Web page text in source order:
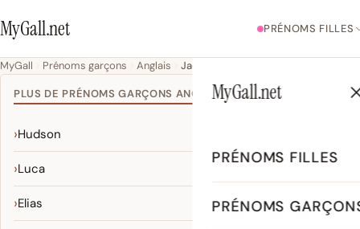
MyGall.net PRÉNOMS FILLES
MyGall.net
PRÉNOMS FILLES
PRÉNOMS
MyGall Prénoms garçons Anglais Jaden
PLUS DE PRÉNOMS GARÇONS ANGLAIS
Hudson
Luca
Elias